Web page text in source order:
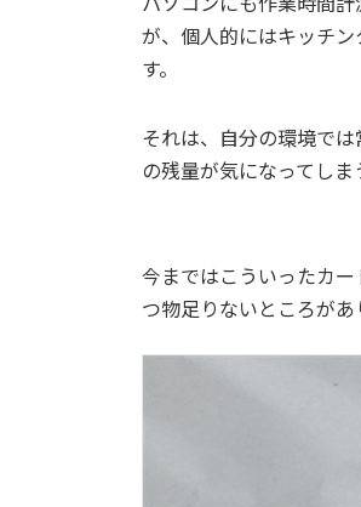
が、個人的にはキッチ
す。
それは、自分の環境で
の残量が気になってしま
今まではこういったカ
つ物足りないところがあ